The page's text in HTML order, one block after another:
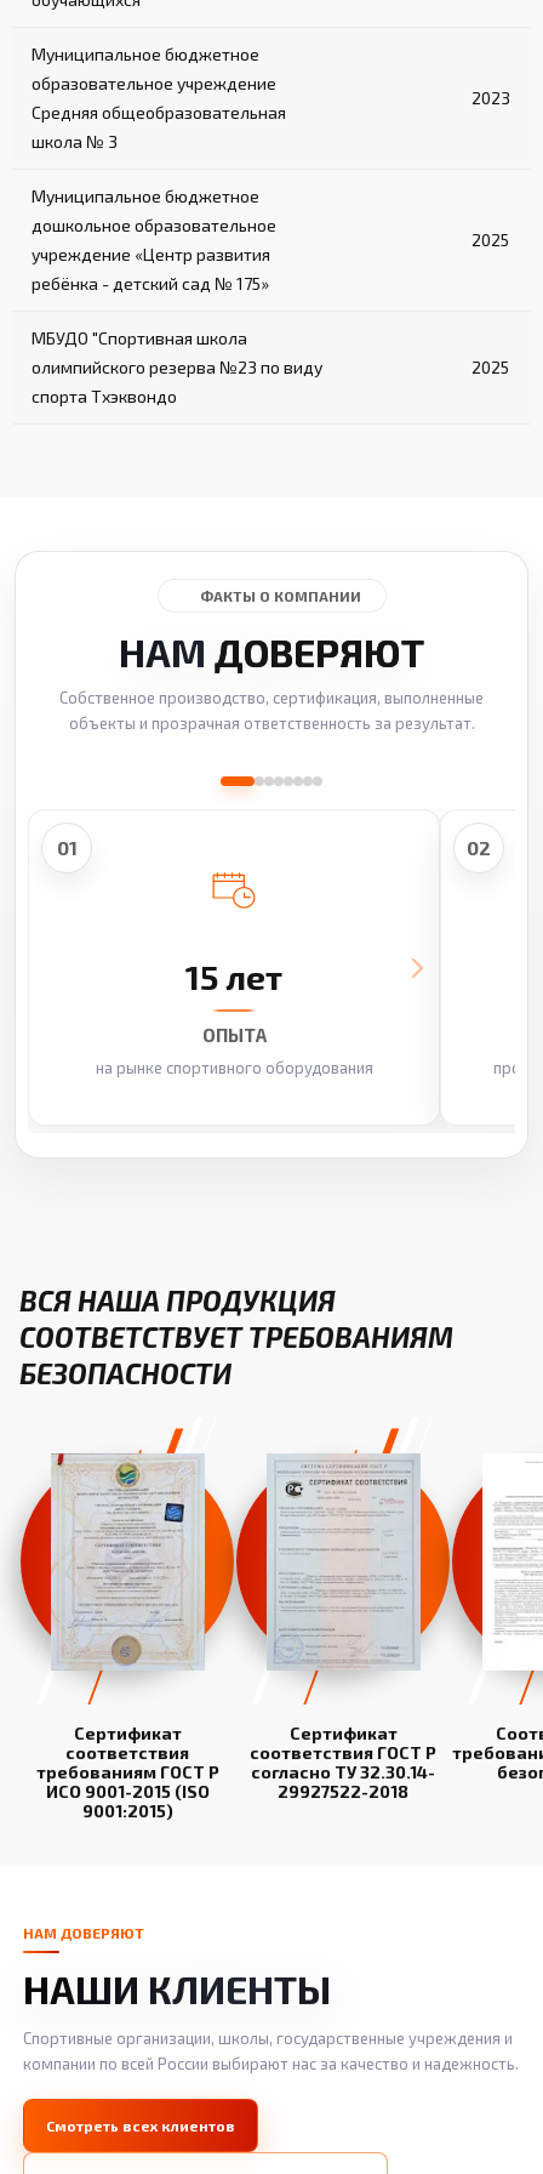
Муниципальное бюджетное
образовательное учреждение
Средняя общеобразовательная
школа № 3
2023
Муниципальное бюджетное
дошкольное образовательное
учреждение «Центр развития
ребёнка - детский сад № 175»
2025
МБУДО "Спортивная школа
олимпийского резерва №23 по виду
спорта Тхэквондо
2025
ФАКТЫ О КОМПАНИИ
НАМ ДОВЕРЯЮТ
Собственное производство, сертификация, выполненные
объекты и прозрачная ответственность за результат.
01
15 лет
ОПЫТА
на рынке спортивного оборудования
02
ВСЯ НАША ПРОДУКЦИЯ
СООТВЕТСТВУЕТ ТРЕБОВАНИЯМ
БЕЗОПАСНОСТИ
Сертификат
соответствия
требованиям ГОСТ Р
ИСО 9001-2015 (ISO
9001:2015)
Сертификат
соответствия ГОСТ Р
согласно ТУ 32.30.14-
29927522-2018
НАМ ДОВЕРЯЮТ
НАШИ КЛИЕНТЫ
Спортивные организации, школы, государственные учреждения и
компании по всей России выбирают нас за качество и надежность.
Смотреть всех клиентов